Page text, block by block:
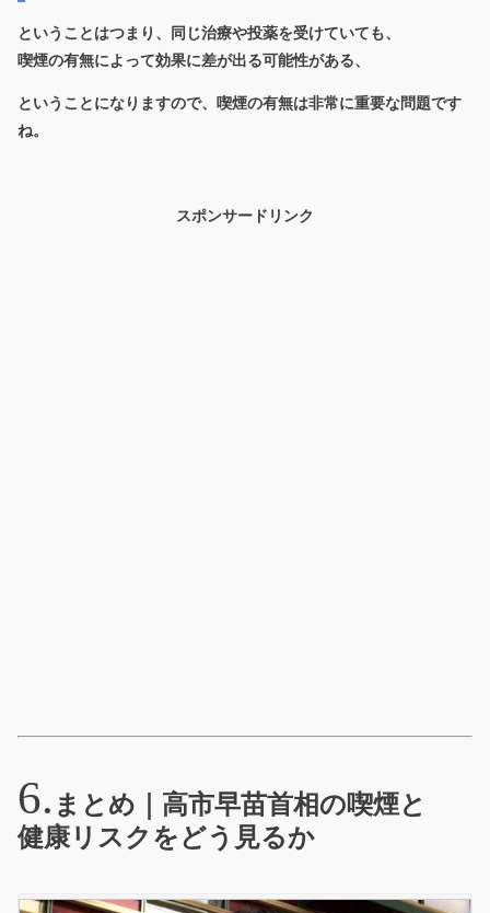
ということはつまり、同じ治療や投薬を受けていても、
喫煙の有無によって効果に差が出る可能性がある、
ということになりますので、喫煙の有無は非常に重要な問題です
ね。
スポンサードリンク
まとめ｜高市早苗首相の喫煙と
健康リスクをどう見るか